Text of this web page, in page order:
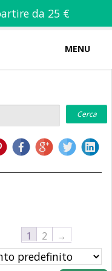
da 25 €
MENU
1 2 →